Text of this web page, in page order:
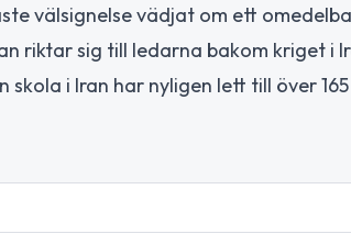
välsignelse vädjat om ett
riktar sig till ledarna bakom kriget i
i Iran har nyligen lett till över